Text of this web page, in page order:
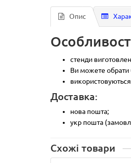
Опис
стенди
Ви можете обрати
використовуються
Доставка:
нова пошта;
укр пошта
Схожі товари